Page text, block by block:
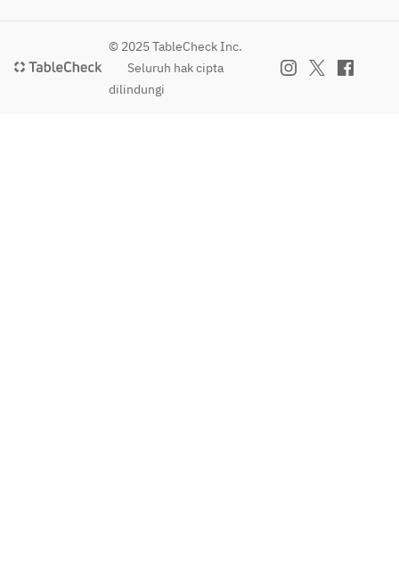
© 2025 TableCheck Inc.
Seluruh hak cipta
dilindungi